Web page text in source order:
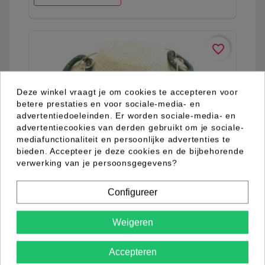
favorite_border
Deze winkel vraagt je om cookies te accepteren voor
betere prestaties en voor sociale-media- en
advertentiedoeleinden. Er worden sociale-media- en
advertentiecookies van derden gebruikt om je sociale-
mediafunctionaliteit en persoonlijke advertenties te
bieden. Accepteer je deze cookies en de bijbehorende
verwerking van je persoonsgegevens?
Configureer
Weigeren
Accepteren